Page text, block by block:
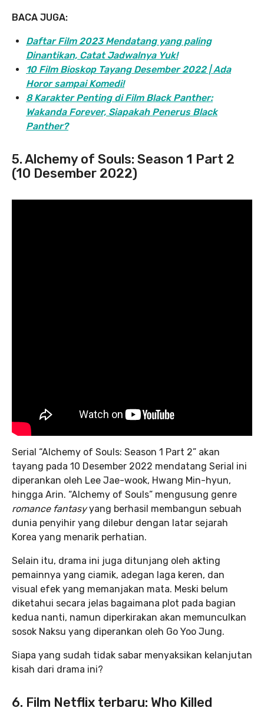
BACA JUGA:
Daftar Film 2023 Mendatang yang paling
Dinantikan, Catat Jadwalnya Yuk!
10 Film Bioskop Tayang Desember 2022 | Ada
Horor sampai Komedi!
8 Karakter Penting di Film Black Panther:
Wakanda Forever, Siapakah Penerus Black
Panther?
5. Alchemy of Souls: Season 1 Part 2
(10 Desember 2022)
Serial “Alchemy of Souls: Season 1 Part 2” akan
tayang pada 10 Desember 2022 mendatang Serial ini
diperankan oleh Lee Jae-wook, Hwang Min-hyun,
hingga Arin. “Alchemy of Souls” mengusung genre
romance fantasyyang berhasil membangun sebuah
dunia penyihir yang dilebur dengan latar sejarah
Korea yang menarik perhatian.
Selain itu, drama ini juga ditunjang oleh akting
pemainnya yang ciamik, adegan laga keren, dan
visual efek yang memanjakan mata. Meski belum
diketahui secara jelas bagaimana plot pada bagian
kedua nanti, namun diperkirakan akan memunculkan
sosok Naksu yang diperankan oleh Go Yoo Jung.
Siapa yang sudah tidak sabar menyaksikan kelanjutan
kisah dari drama ini?
6. Film Netflix terbaru: Who Killed